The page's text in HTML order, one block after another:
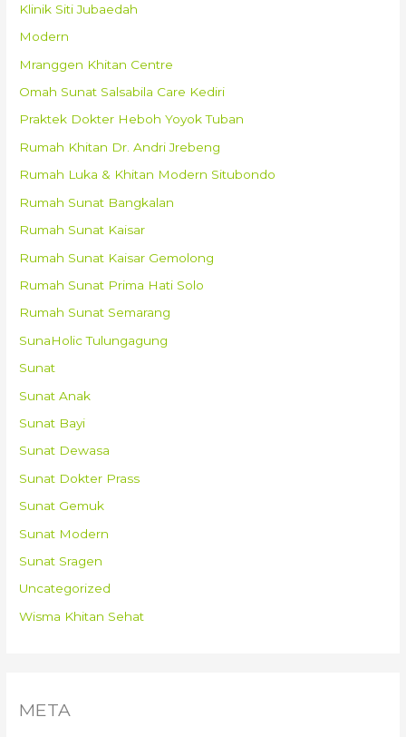
Klinik Siti Jubaedah
Modern
Mranggen Khitan Centre
Omah Sunat Salsabila Care Kediri
Praktek Dokter Heboh Yoyok Tuban
Rumah Khitan Dr. Andri Jrebeng
Rumah Luka & Khitan Modern Situbondo
Rumah Sunat Bangkalan
Rumah Sunat Kaisar
Rumah Sunat Kaisar Gemolong
Rumah Sunat Prima Hati Solo
Rumah Sunat Semarang
SunaHolic Tulungagung
Sunat
Sunat Anak
Sunat Bayi
Sunat Dewasa
Sunat Dokter Prass
Sunat Gemuk
Sunat Modern
Sunat Sragen
Uncategorized
Wisma Khitan Sehat
META